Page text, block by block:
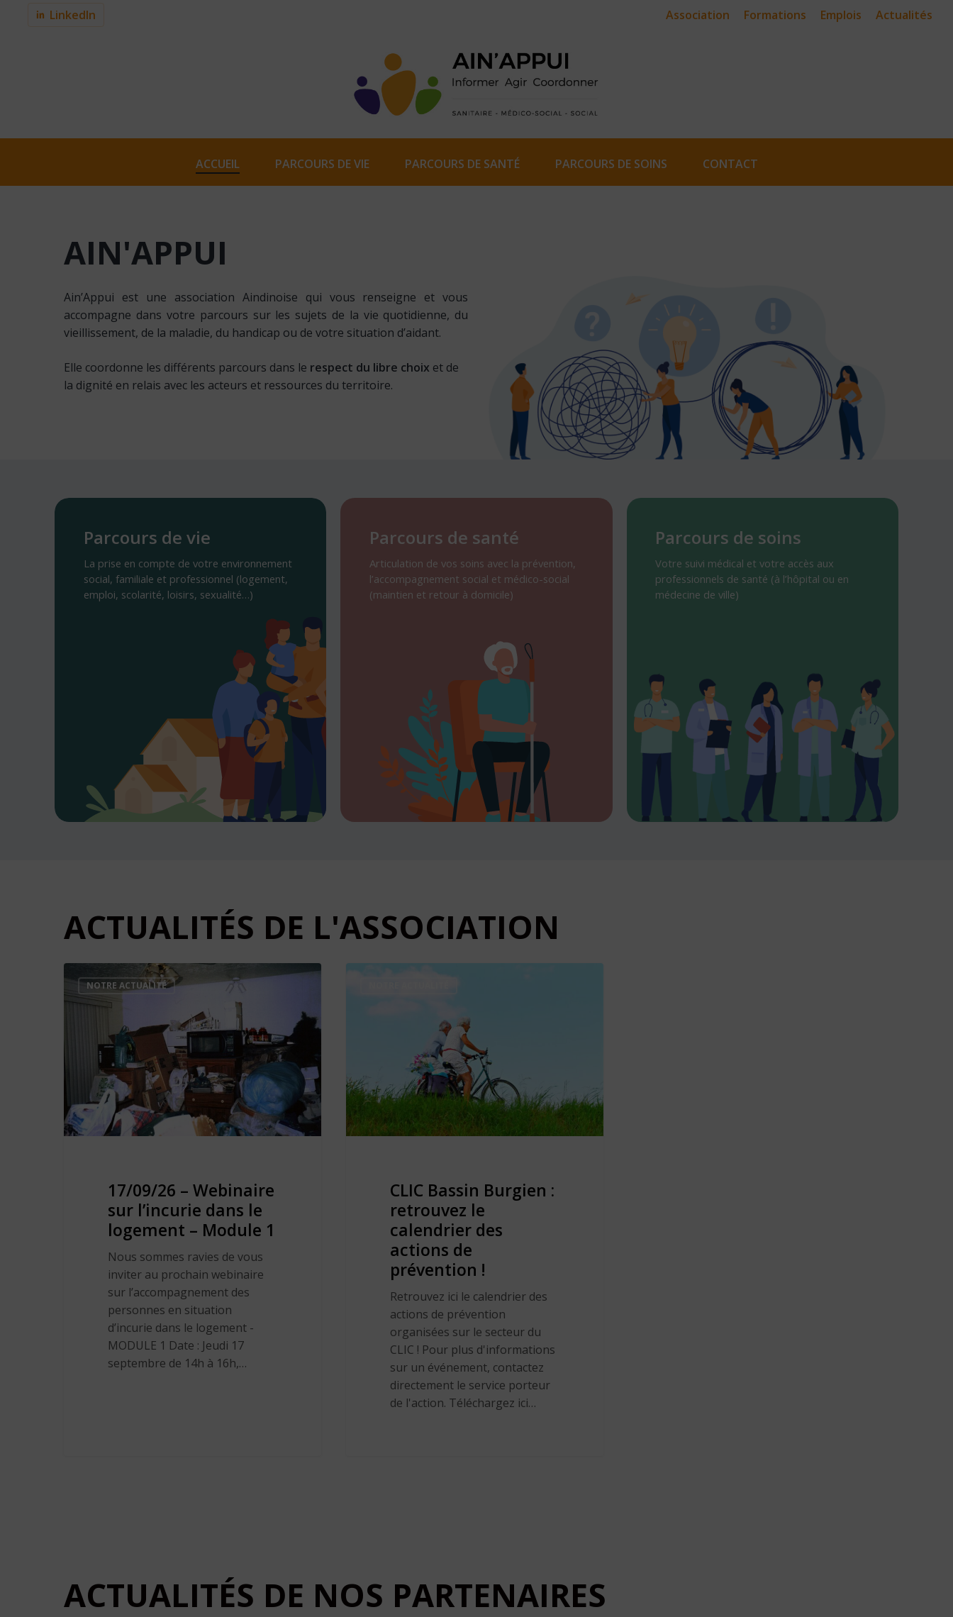
LinkedIn Association Formations Emplois Actualités
ACCUEIL PARCOURS DE VIE PARCOURS DE SANTÉ PARCOURS DE SOINS CONTACT
AIN'APPUI
Ain’Appui est une association Aindinoise qui vous renseigne et vous
accompagne dans votre parcours sur les sujets de la vie quotidienne, du
vieillissement, de la maladie, du handicap ou de votre situation d’aidant.
Elle coordonne les différents parcours dans le respect du libre choix et de
la dignité en relais avec les acteurs et ressources du territoire.
Parcours
Parcours de vie
La prise en compte de votre environnement
social, familiale et professionnel (logement,
emploi, scolarité, loisirs, sexualité…)
Parcours
Parcours de santé
Articulation de vos soins avec la prévention,
l’accompagnement social et médico-social
(maintien et retour à domicile)
Parcours
Parcours de soins
Votre suivi médical et votre accès aux
professionnels de santé (à l’hôpital ou en
médecine de ville)
ACTUALITÉS DE L'ASSOCIATION
NOTRE ACTUALITÉ
17/09/26 – Webinaire
sur l’incurie dans le
logement – Module 1
Nous sommes ravies de vous
inviter au prochain webinaire
sur l’accompagnement des
personnes en situation
d’incurie dans le logement -
MODULE 1 Date : Jeudi 17
septembre de 14h à 16h,…
CLIC Bassin Burgien :
retrouvez le
calendrier des
actions de
prévention !
Retrouvez ici le calendrier des
actions de prévention
organisées sur le secteur du
CLIC ! Pour plus d'informations
sur un événement, contactez
directement le service porteur
de l'action. Téléchargez ici…
ACTUALITÉS DE NOS PARTENAIRES